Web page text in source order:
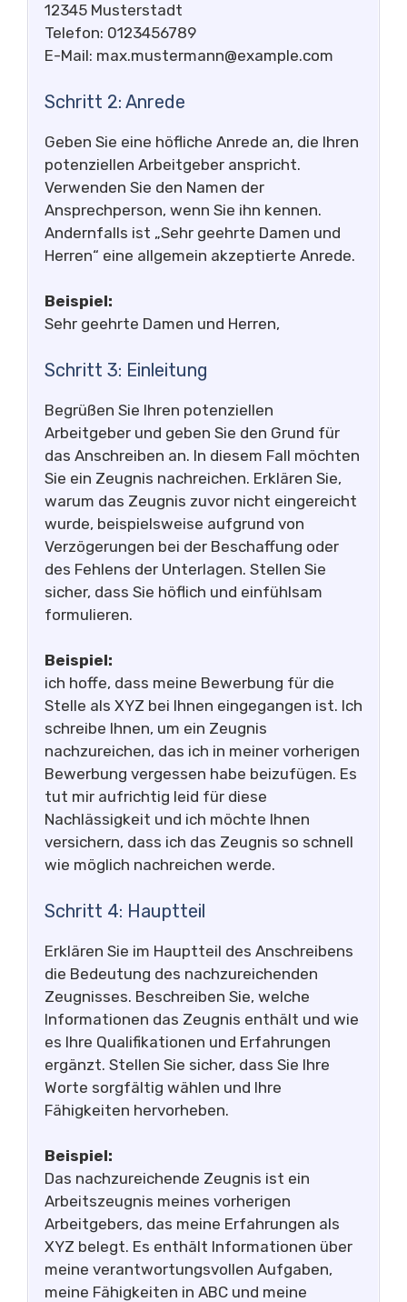
12345 Musterstadt
Telefon: 0123456789
E-Mail: max.mustermann@example.com
Schritt 2: Anrede
Geben Sie eine höfliche Anrede an, die Ihren
potenziellen Arbeitgeber anspricht.
Verwenden Sie den Namen der
Ansprechperson, wenn Sie ihn kennen.
Andernfalls ist „Sehr geehrte Damen und
Herren“ eine allgemein akzeptierte Anrede.
Beispiel:
Sehr geehrte Damen und Herren,
Schritt 3: Einleitung
Begrüßen Sie Ihren potenziellen
Arbeitgeber und geben Sie den Grund für
das Anschreiben an. In diesem Fall möchten
Sie ein Zeugnis nachreichen. Erklären Sie,
warum das Zeugnis zuvor nicht eingereicht
wurde, beispielsweise aufgrund von
Verzögerungen bei der Beschaffung oder
des Fehlens der Unterlagen. Stellen Sie
sicher, dass Sie höflich und einfühlsam
formulieren.
Beispiel:
ich hoffe, dass meine Bewerbung für die
Stelle als XYZ bei Ihnen eingegangen ist. Ich
schreibe Ihnen, um ein Zeugnis
nachzureichen, das ich in meiner vorherigen
Bewerbung vergessen habe beizufügen. Es
tut mir aufrichtig leid für diese
Nachlässigkeit und ich möchte Ihnen
versichern, dass ich das Zeugnis so schnell
wie möglich nachreichen werde.
Schritt 4: Hauptteil
Erklären Sie im Hauptteil des Anschreibens
die Bedeutung des nachzureichenden
Zeugnisses. Beschreiben Sie, welche
Informationen das Zeugnis enthält und wie
es Ihre Qualifikationen und Erfahrungen
ergänzt. Stellen Sie sicher, dass Sie Ihre
Worte sorgfältig wählen und Ihre
Fähigkeiten hervorheben.
Beispiel:
Das nachzureichende Zeugnis ist ein
Arbeitszeugnis meines vorherigen
Arbeitgebers, das meine Erfahrungen als
XYZ belegt. Es enthält Informationen über
meine verantwortungsvollen Aufgaben,
meine Fähigkeiten in ABC und meine